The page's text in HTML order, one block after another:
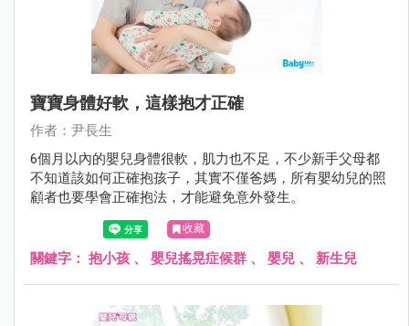
寶寶身體好軟，這樣抱才正確
作者：尹長生
6個月以內的嬰兒身體很軟，肌力也不足，不少新手父母都
不知道該如何正確抱孩子，其實不僅爸媽，所有嬰幼兒的照
顧者也要學會正確抱法，才能避免意外發生。
收藏
關鍵字： 抱小孩 、 嬰兒搖晃症候群 、 嬰兒 、 新生兒